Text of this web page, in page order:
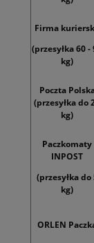
Firma
(przesyłka 60 -
kg)
Poczta
(przesyłka do
kg)
Paczkomaty
INPOST
(przesyłka do
kg)
ORLEN